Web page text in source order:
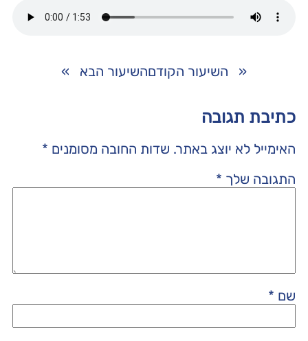
« השיעור הקודםהשיעור הבא »
כתיבת תגובה
האימייל לא יוצג באתר. שדות החובה מסומנים *
התגובה שלך *
שם *